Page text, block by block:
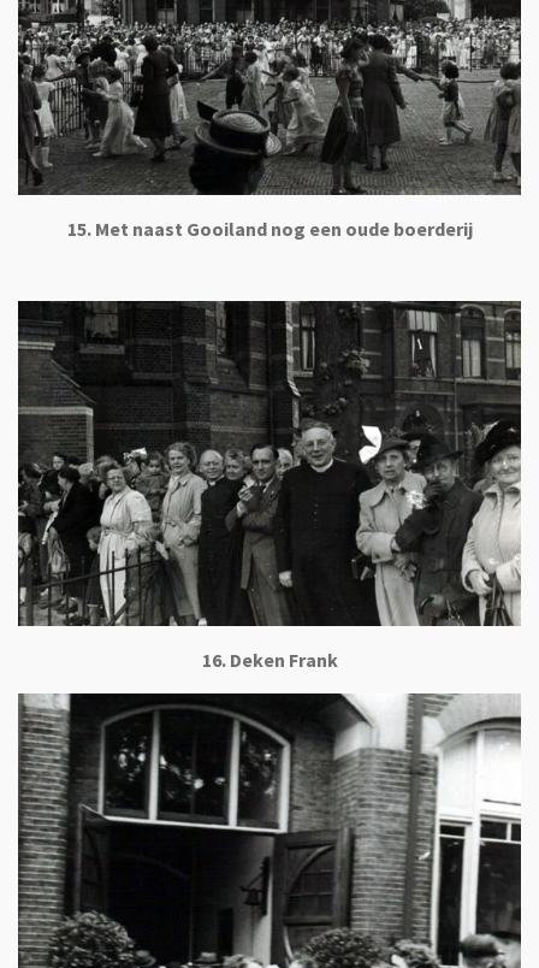
15. Met naast Gooiland nog een oude boerderij
16. Deken Frank